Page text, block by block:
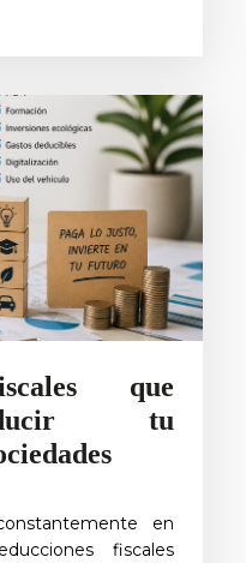
que
tu
en
fiscales